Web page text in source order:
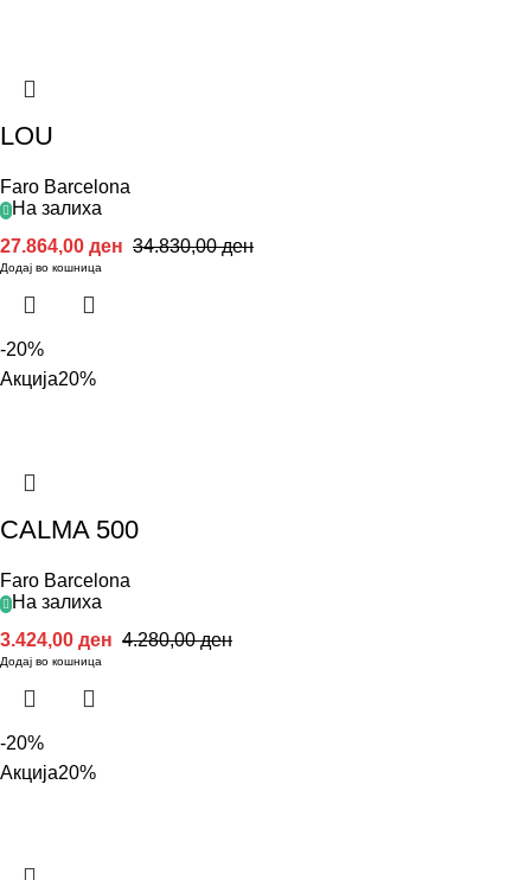
LOU
Faro Barcelona
На залиха
34.830,00ден
27.864,00 ден
Додај во кошница
-20%
Акција20%
CALMA 500
Faro Barcelona
На залиха
4.280,00ден
3.424,00 ден
Додај во кошница
-20%
Акција20%